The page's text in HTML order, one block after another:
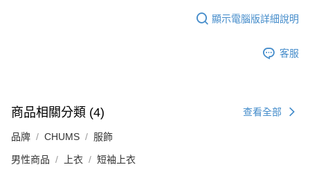
顯示電腦版詳細說明
客服
商品相關分類 (4) 查看全部
品牌 CHUMS 服飾
男性商品 上衣 短袖上衣